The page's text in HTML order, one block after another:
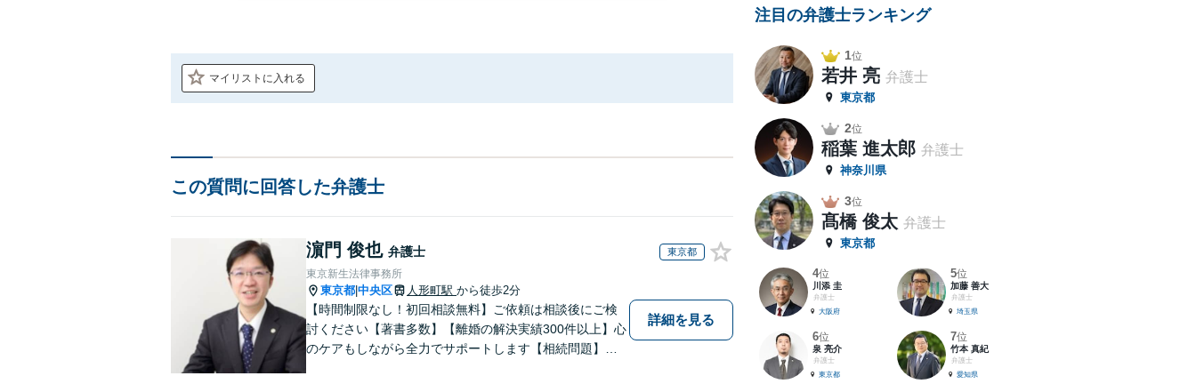
マイリストに入れる
この質問に回答した弁護士
濵門 俊也 弁護士 東京都
東京新生法律事務所
東京都 中央区 人形町駅 から徒歩2分
【時間制限なし！初回相談無料】ご依頼は相談後にご検
討ください【著書多数】【離婚の解決実績300件以上】心
のケアもしながら全力でサポートします【相続問題】複
詳細を見る
注目の弁護士ランキング
1位
若井 亮 弁護士
東京都
2位
稲葉 進太郎 弁護士
神奈川県
3位
髙橋 俊太 弁護士
東京都
4位
川添 圭
弁護士
大阪府
5位
加藤 善大
弁護士
埼玉県
6位
泉 亮介
弁護士
東京都
7位
竹本 真紀
弁護士
愛知県